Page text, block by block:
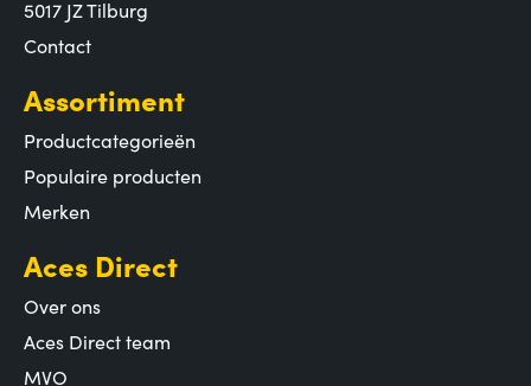
5017 JZ Tilburg
Contact
Assortiment
Productcategorieën
Populaire producten
Merken
Aces Direct
Over ons
Aces Direct team
MVO